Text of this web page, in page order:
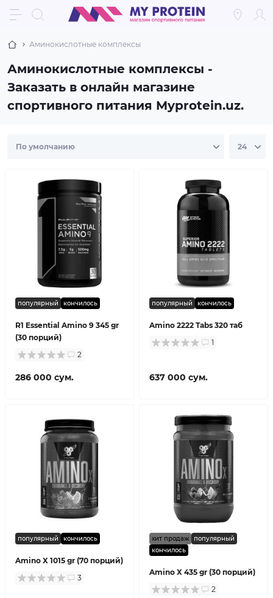
Аминокислотные комплексы
Аминокислотные комплексы -
Заказать в онлайн магазине
спортивного питания Myprotein.uz.
популярный кончилось
R1 Essential Amino 9 345 gr
(30 порций)
2
286 000 сум.
популярный кончилось
Amino 2222 Tabs 320 таб
1
637 000 сум.
популярный кончилось
Amino X 1015 gr (70 порций)
3
хит продаж
популярный
кончилось
Amino X 435 gr (30 порций)
2